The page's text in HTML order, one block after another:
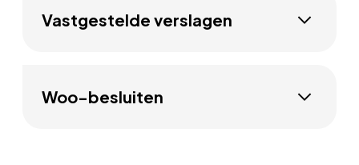
Vastgestelde verslagen
Woo-besluiten